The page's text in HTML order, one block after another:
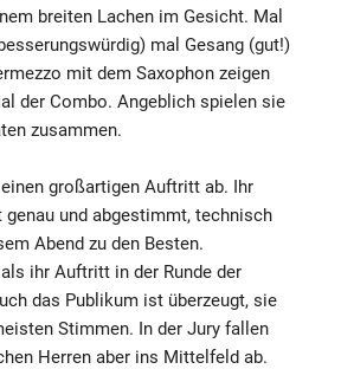
breiten Lachen im Gesicht. Mal
mal Gesang (gut!)
mit dem Saxophon zeigen
der Combo. Angeblich spielen sie
zusammen.
großartigen Auftritt ab. Ihr
und abgestimmt, technisch
Abend zu den Besten.
ihr Auftritt in der Runde der
das Publikum ist überzeugt, sie
Stimmen. In der Jury fallen
Herren aber ins Mittelfeld ab.